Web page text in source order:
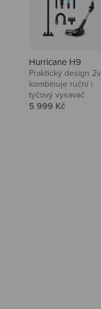
Hurricane H9
Praktický design
kombinuje ruční i
tyčový vysavač
Prodejní cena
5 999 Kč
Audio
Niceboy
padnou